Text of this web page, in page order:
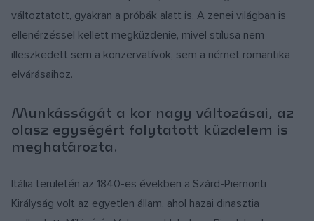
változtatott, gyakran a próbák alatt is. A zenei világban is
ellenérzéssel kellett megküzdenie, mivel stílusa nem
illeszkedett sem a konzervatívok, sem a német romantika
elvárásaihoz.
Munkásságát a kor nagy változásai, az
olasz egységért folytatott küzdelem is
meghatározta.
Itália területén az 1840-es években a Szárd-Piemonti
Királyság volt az egyetlen állam, ahol hazai dinasztia